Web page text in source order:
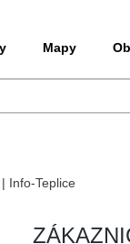
Mapy
Info-Teplice